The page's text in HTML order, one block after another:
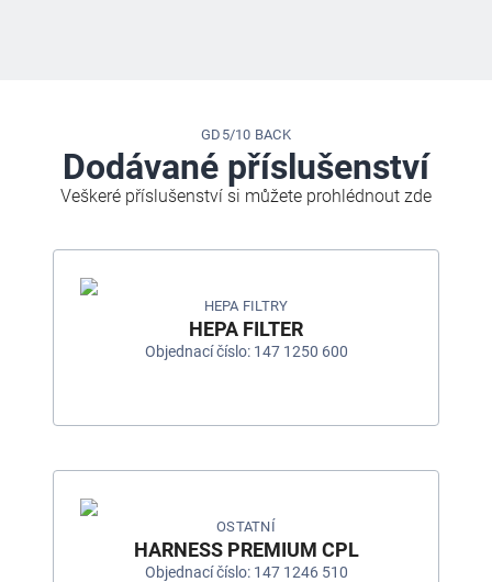
GD5/10 BACK
Dodávané příslušenství
Veškeré příslušenství si můžete prohlédnout zde
HEPA FILTRY
HEPA FILTER
Objednací číslo: 147 1250 600
OSTATNÍ
HARNESS PREMIUM CPL
Objednací číslo: 147 1246 510